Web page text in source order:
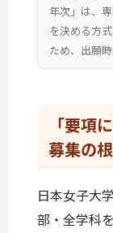
年次」は、
を決める方式
ため、出願
「要項
募集の
日本女子大
部・全学科